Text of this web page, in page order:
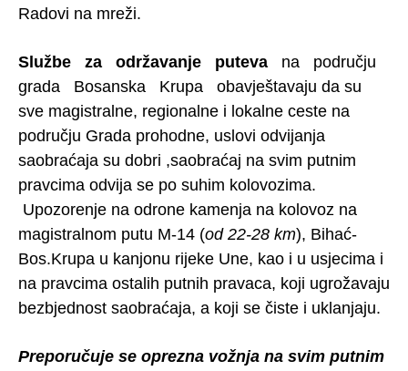
Radovi na mreži.
Službe za održavanje puteva na području
grada Bosanska Krupa obavještavaju da su
sve magistralne, regionalne i lokalne ceste na
području Grada prohodne, uslovi odvijanja
saobraćaja su dobri ,saobraćaj na svim putnim
pravcima odvija se po suhim kolovozima.
Upozorenje na odrone kamenja na kolovoz na
magistralnom putu M-14 (od 22-28 km), Bihać-
Bos.Krupa u kanjonu rijeke Une, kao i u usjecima i
na pravcima ostalih putnih pravaca, koji ugrožavaju
bezbjednost saobraćaja, a koji se čiste i uklanjaju.
Preporučuje se oprezna vožnja na svim putnim